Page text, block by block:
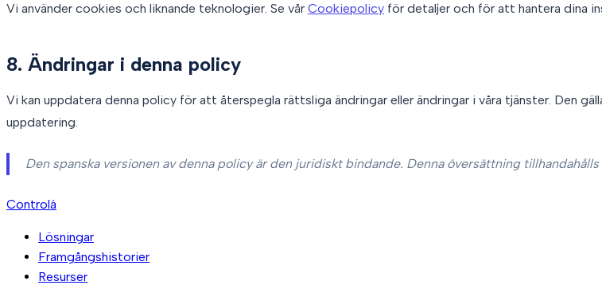
Vi använder cookies och liknande teknologier. Se vår Cookiepolicy för detaljer och för att hantera dina
8. Ändringar i denna policy
Vi kan uppdatera denna policy för att återspegla rättsliga ändringar eller ändringar i våra tjänster. Den
uppdatering.
Den spanska versionen av denna policy är den juridiskt bindande. Denna översättning
Controlá
Lösningar
Framgångshistorier
Resurser